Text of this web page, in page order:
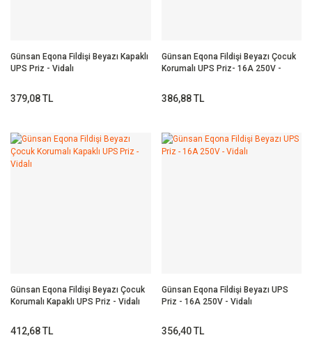
Günsan Eqona Fildişi Beyazı Kapaklı
UPS Priz - Vidalı
379,08 TL
Günsan Eqona Fildişi Beyazı Çocuk
Korumalı UPS Priz- 16A 250V -
386,88 TL
Günsan Eqona Fildişi Beyazı Çocuk
Korumalı Kapaklı UPS Priz - Vidalı
412,68 TL
Günsan Eqona Fildişi Beyazı UPS
Priz - 16A 250V - Vidalı
356,40 TL